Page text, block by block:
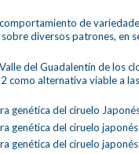
de
diversos patrones, en
del Guadalentín de los
como alternativa viable a
genética del ciruelo
genética del ciruelo japonés
genética del ciruelo japonés